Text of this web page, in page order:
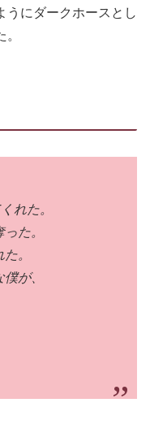
うにダークホースとし
れた。
た。
。
が、